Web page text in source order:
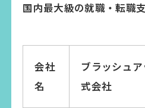
国内最大級の就職・転職
会社
名
ブラッシュ
式会社